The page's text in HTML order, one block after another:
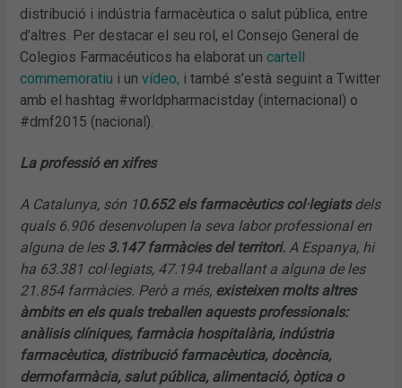
distribució i indústria farmacèutica o salut pública, entre
d’altres. Per destacar el seu rol, el Consejo General de
Colegios Farmacéuticos ha elaborat uncartell
commemoratiu i unvídeo, i també s’està seguint a Twitter
amb el hashtag #worldpharmacistday (internacional) o
#dmf2015 (nacional).
La professió en xifres
A Catalunya, són 10.652 els farmacèutics col·legiatsdels
quals 6.906 desenvolupen la seva labor professional en
alguna de les3.147 farmàcies del territori.A Espanya, hi
ha 63.381 col·legiats, 47.194 treballant a alguna de les
21.854 farmàcies. Però a més, existeixen molts altres
àmbits en els quals treballen aquests professionals:
anàlisis clíniques, farmàcia hospitalària, indústria
farmacèutica, distribució farmacèutica, docència,
dermofarmàcia, salut pública, alimentació, òptica o